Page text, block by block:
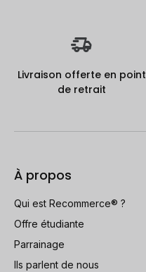
Livraison offerte en point
de retrait
À propos
Qui est Recommerce® ?
Offre étudiante
Parrainage
Ils parlent de nous